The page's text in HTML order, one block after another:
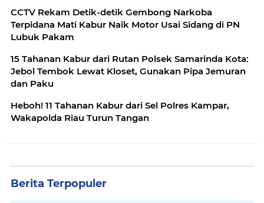
CCTV Rekam Detik-detik Gembong Narkoba
Terpidana Mati Kabur Naik Motor Usai Sidang di PN
Lubuk Pakam
15 Tahanan Kabur dari Rutan Polsek Samarinda Kota:
Jebol Tembok Lewat Kloset, Gunakan Pipa Jemuran
dan Paku
Heboh! 11 Tahanan Kabur dari Sel Polres Kampar,
Wakapolda Riau Turun Tangan
Berita Terpopuler